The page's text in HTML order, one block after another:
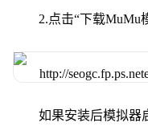
2.点击“下载MuMu
如果安装后模拟器